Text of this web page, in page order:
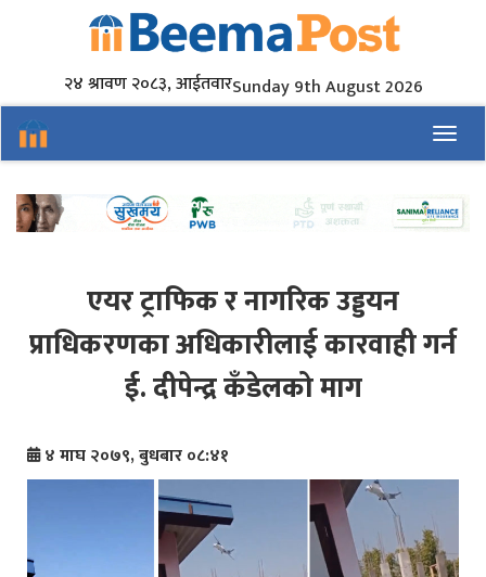
२४ श्रावण २०८३, आईतवारSunday 9th August 2026
एयर ट्राफिक र नागरिक उड्डयन
प्राधिकरणका अधिकारीलाई कारवाही गर्न
ई. दीपेन्द्र कँडेलको माग
४ माघ २०७९, बुधबार ०८:४१